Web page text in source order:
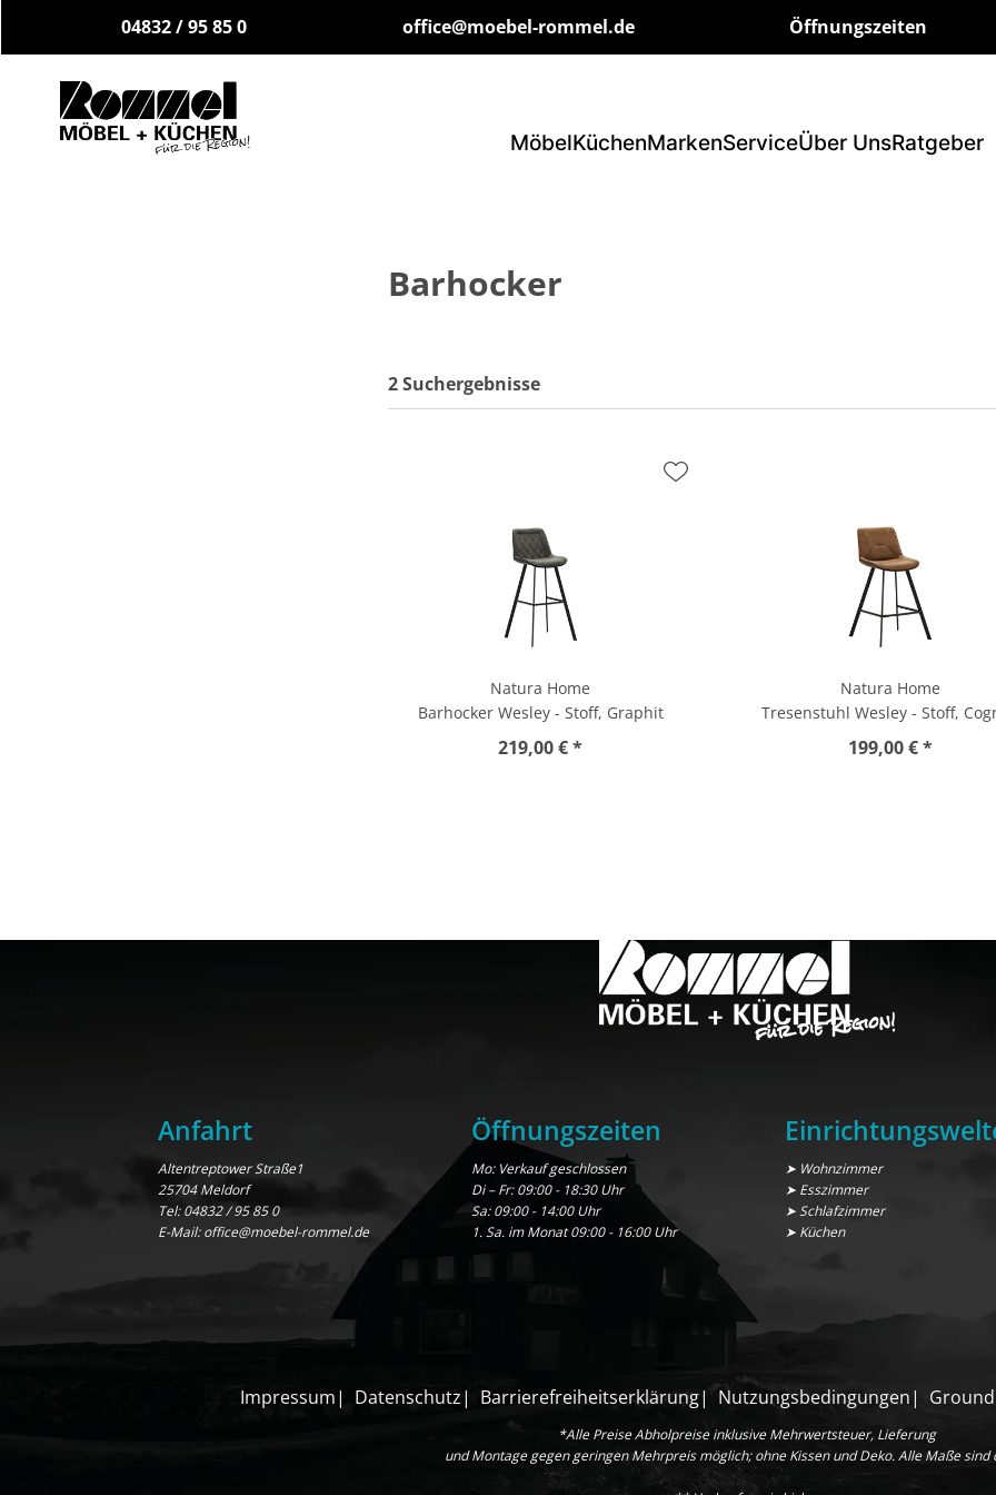
04832 / 95 85 0 office@moebel-rommel.de Öffnungszeiten
MöbelKüchenMarkenServiceÜber UnsRatgeber
Barhocker
2 Suchergebnisse
Natura Home
Barhocker Wesley - Stoff, Graphit
219,00 € *
Natura Home
Tresenstuhl Wesley - Stoff,
199,00 € *
Anfahrt
Altentreptower Straße1
25704 Meldorf
Tel:04832 / 95 85 0
E-Mail:office@moebel-rommel.de
Öffnungszeiten
Mo: Verkauf geschlossen
Di – Fr: 09:00 - 18:30 Uhr
Sa: 09:00 - 14:00 Uhr
1. Sa. im Monat 09:00 - 16:00 Uhr
➤ Wohnzimmer
➤ Esszimmer
➤ Schlafzimmer
➤ Küchen
Impressum Datenschutz Barrierefreiheitserklärung Nutzungsbedingungen
*Alle Preise Abholpreise inklusive Mehrwertsteuer, Lieferung
und Montage gegen geringen Mehrpreis möglich; ohne Kissen und Deko. Alle Maße sind